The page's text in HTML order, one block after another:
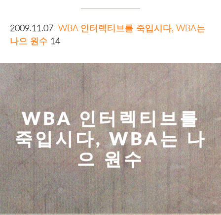
2009.11.07 WBA 인터렉티브를 죽입시다, WBA는
나으 원수 14
WBA 인터렉티브를
죽입시다, WBA는 나
으 원수